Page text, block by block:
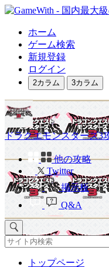
ホーム
ゲーム検索
新規登録
ログイン
2カラム 3カラム
ドラクエモンスターズ3
他の攻略
Twitter
掲示板
Q&A
トップページ